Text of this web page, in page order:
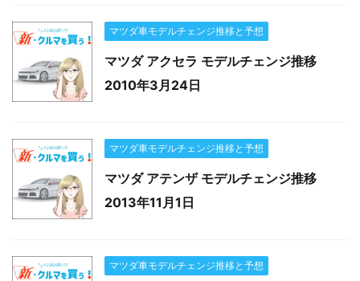
マツダ車モデルチェンジ推移と予想
マツダ アクセラ モデルチェンジ推移
2010年3月24日
マツダ車モデルチェンジ推移と予想
マツダ アテンザ モデルチェンジ推移
2013年11月1日
マツダ車モデルチェンジ推移と予想